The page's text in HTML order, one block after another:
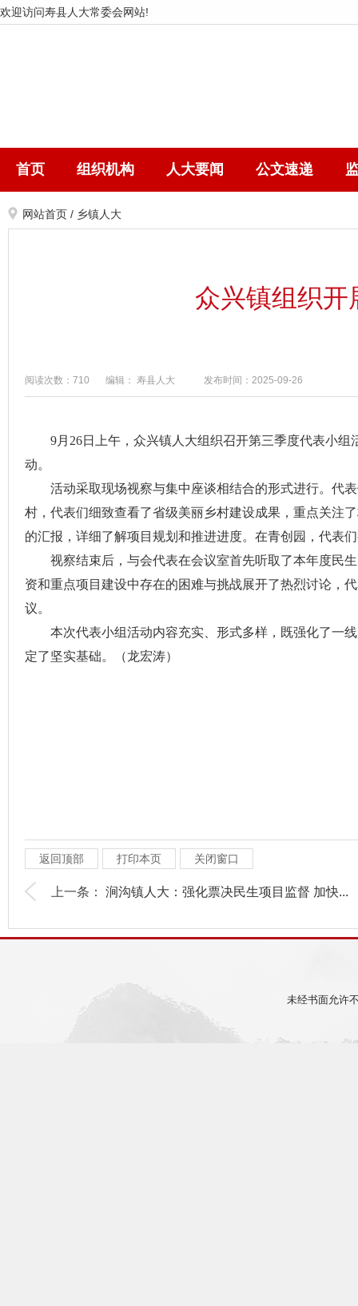
欢迎访问寿县人大常委会网站!
首页 组织机构 人大要闻 公文速递
网站首页 / 乡镇人大
众兴镇组织开
阅读次数：710 编辑： 寿县人大 发布时间：2025-09-26
9月26日上午，众兴镇人大组织召开第三季度代表小
动。
活动采取现场视察与集中座谈相结合的形式进行。代
村，代表们细致查看了省级美丽乡村建设成果，重点关注
的汇报，详细了解项目规划和推进进度。在青创园，代表
视察结束后，与会代表在会议室首先听取了本年度民
资和重点项目建设中存在的困难与挑战展开了热烈讨论，
议。
本次代表小组活动内容充实、形式多样，既强化了一
定了坚实基础。（龙宏涛）
返回顶部 打印本页 关闭窗口
上一条： 涧沟镇人大：强化票决民生项目监督 加快...
未经书面允许